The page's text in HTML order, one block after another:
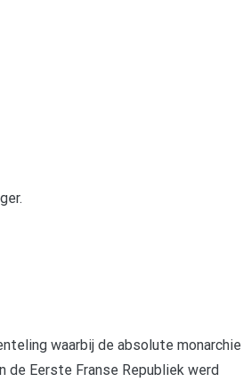
waarbij de absolute monarchie
de Eerste Franse Republiek werd